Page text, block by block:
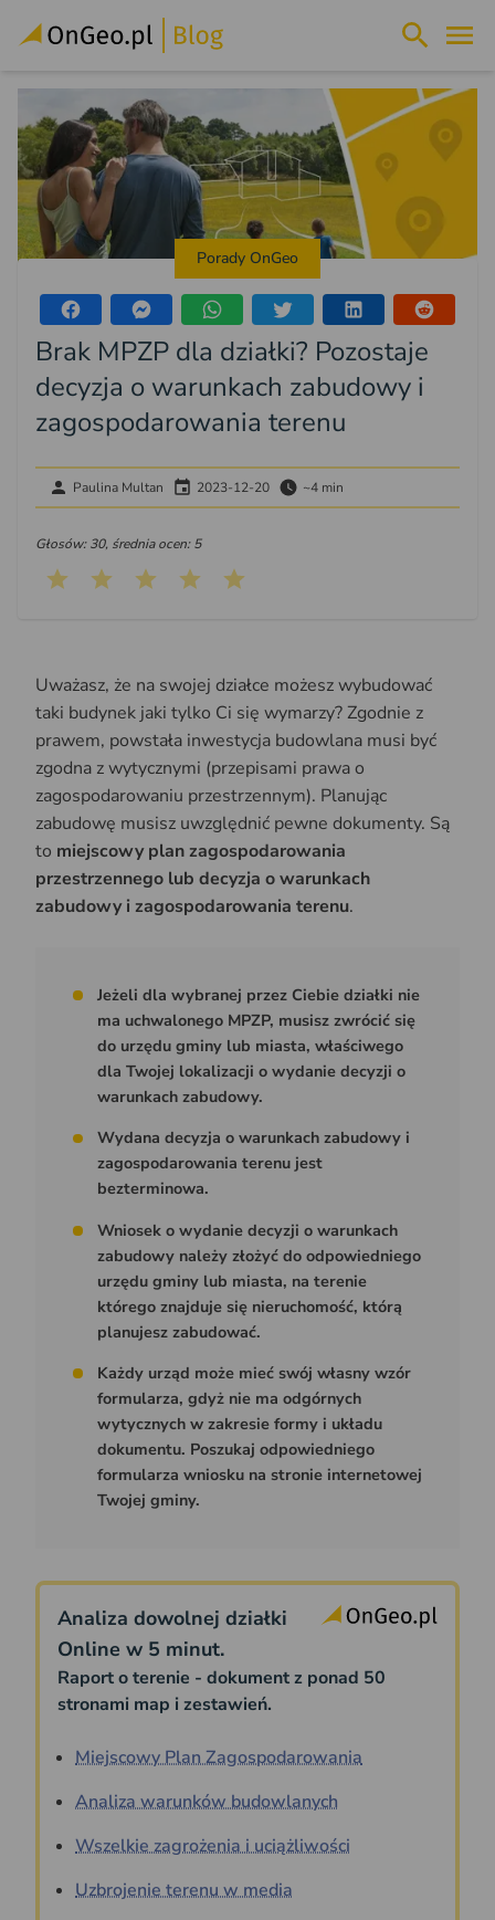
Porady OnGeo
Brak MPZP dla działki? Pozostaje
decyzja o warunkach zabudowy i
zagospodarowania terenu
Paulina Multan 2023-12-20 ~4 min
Głosów: 30, średnia ocen: 5
Uważasz, że na swojej działce możesz wybudować
taki budynek jaki tylko Ci się wymarzy? Zgodnie z
prawem, powstała inwestycja budowlana musi być
zgodna z wytycznymi (przepisami prawa o
zagospodarowaniu przestrzennym). Planując
zabudowę musisz uwzględnić pewne dokumenty. Są
to miejscowy plan zagospodarowania
przestrzennego lub decyzja o warunkach
zabudowy i zagospodarowania terenu.
Jeżeli dla wybranej przez Ciebie działki nie
ma uchwalonego MPZP, musisz zwrócić się
do urzędu gminy lub miasta, właściwego
dla Twojej lokalizacji o wydanie decyzji o
warunkach zabudowy.
Wydana decyzja o warunkach zabudowy i
zagospodarowania terenu jest
bezterminowa.
Wniosek o wydanie decyzji o warunkach
zabudowy należy złożyć do odpowiedniego
urzędu gminy lub miasta, na terenie
którego znajduje się nieruchomość, którą
planujesz zabudować.
Każdy urząd może mieć swój własny wzór
formularza, gdyż nie ma odgórnych
wytycznych w zakresie formy i układu
dokumentu. Poszukaj odpowiedniego
formularza wniosku na stronie internetowej
Twojej gminy.
Analiza dowolnej działki
Online w 5 minut.
Raport o terenie - dokument z ponad 50
stronami map i zestawień.
Miejscowy Plan Zagospodarowania
Analiza warunków budowlanych
Wszelkie zagrożenia i uciążliwości
Uzbrojenie terenu w media